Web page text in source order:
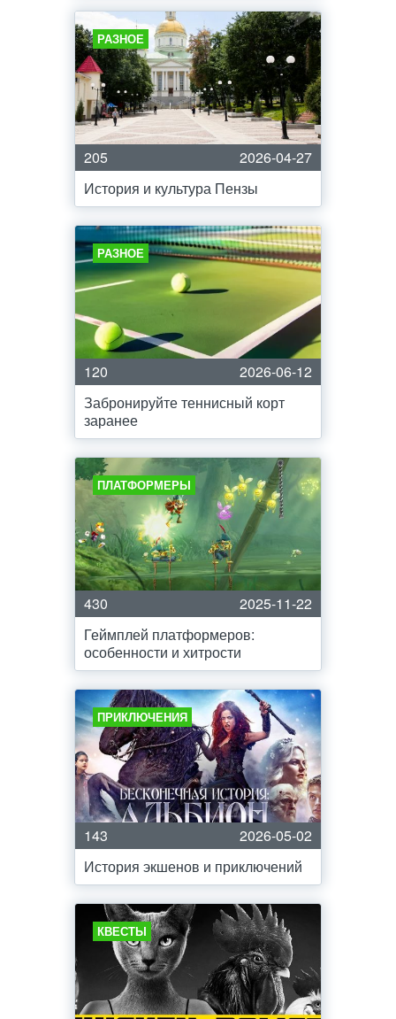
РАЗНОЕ
205
2026-04-27
История и культура Пензы
РАЗНОЕ
120
2026-06-12
Забронируйте теннисный корт
заранее
ПЛАТФОРМЕРЫ
430
2025-11-22
Геймплей платформеров:
особенности и хитрости
ПРИКЛЮЧЕНИЯ
143
2026-05-02
История экшенов и приключений
КВЕСТЫ